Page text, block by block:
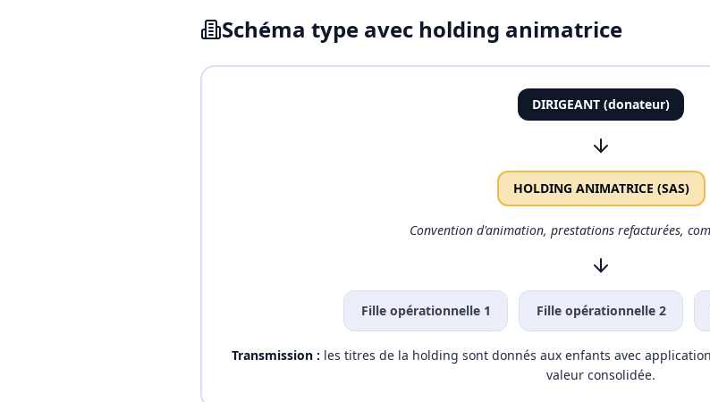
Schéma type avec holding animatrice
DIRIGEANT (donateur)
HOLDING ANIMATRICE (SAS)
Convention d'animation, prestations refacturées,
Fille opérationnelle 1 Fille opérationnelle 2
Transmission : les titres de la holding sont donnés aux enfants avec
valeur consolidée.